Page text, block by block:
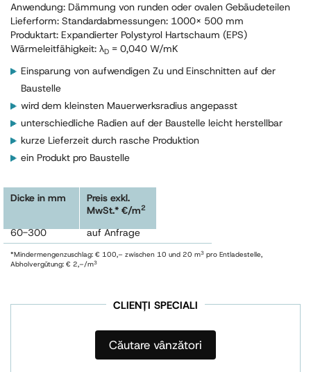
Anwendung: Dämmung von runden oder ovalen Gebäudeteilen
Lieferform: Standardabmessungen: 1000x 500 mm
Produktart: Expandierter Polystyrol Hartschaum (EPS)
Wärmeleitfähigkeit: λD = 0,040 W/mK
Einsparung von aufwendigen Zu und Einschnitten auf der
Baustelle
wird dem kleinsten Mauerwerksradius angepasst
unterschiedliche Radien auf der Baustelle leicht herstellbar
kurze Lieferzeit durch rasche Produktion
ein Produkt pro Baustelle
Dicke in mm
Preis exkl.
MwSt.* €/m2
60-300 auf Anfrage
*Mindermengenzuschlag: € 100,– zwischen 10 und 20 m3 pro Entladestelle,
Abholvergütung: € 2,–/m3
CLIENȚI SPECIALI
Căutare vânzători